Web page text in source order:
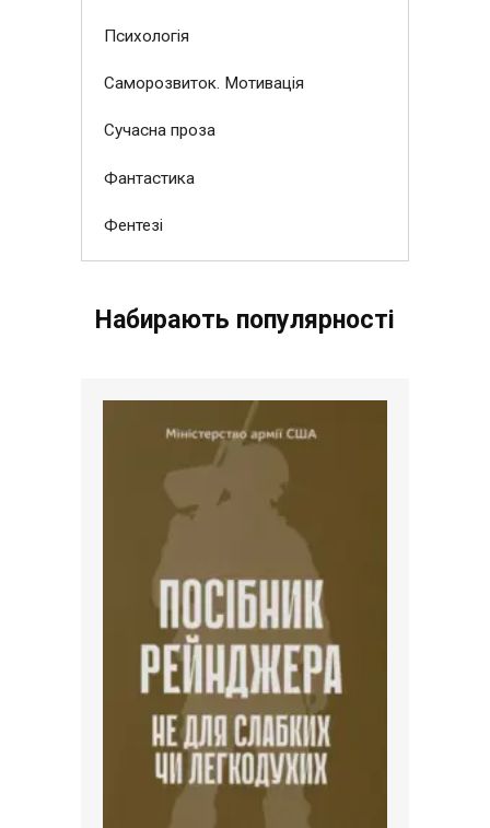
Психологія
Саморозвиток. Мотивація
Сучасна проза
Фантастика
Фентезі
Набирають популярності